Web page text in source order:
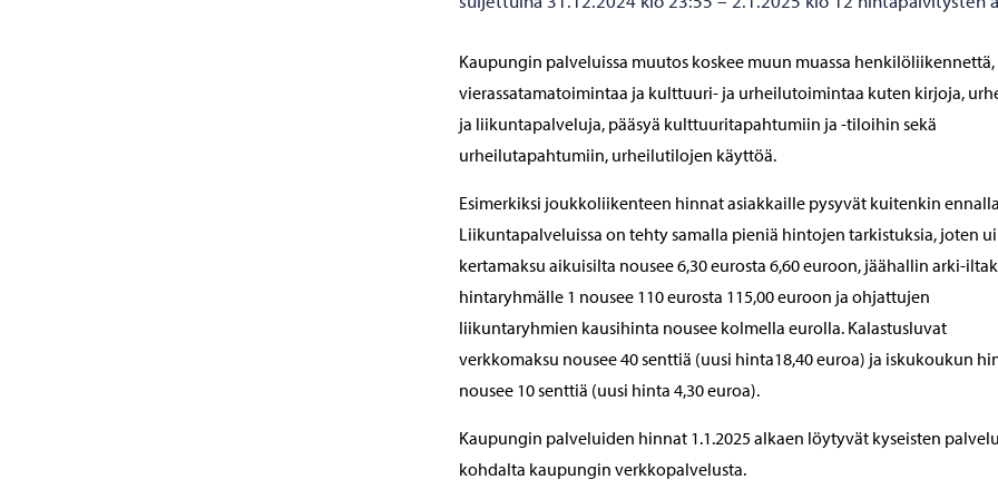
Kaupungin palveluissa muutos koskee muun muassa henkilöliikennettä,
vierassatamatoimintaa ja kulttuuri- ja urheilutoimintaa kuten kirjoja,
ja liikuntapalveluja, pääsyä kulttuuritapahtumiin ja -tiloihin sekä
urheilutapahtumiin, urheilutilojen käyttöä.
Esimerkiksi joukkoliikenteen hinnat asiakkaille pysyvät kuitenkin
Liikuntapalveluissa on tehty samalla pieniä hintojen tarkistuksia, joten
kertamaksu aikuisilta nousee 6,30 eurosta 6,60 euroon, jäähallin arki-
hintaryhmälle 1 nousee 110 eurosta 115,00 euroon ja ohjattujen
liikuntaryhmien kausihinta nousee kolmella eurolla. Kalastusluvat
verkkomaksu nousee 40 senttiä (uusi hinta18,40 euroa) ja iskukoukun
nousee 10 senttiä (uusi hinta 4,30 euroa).
Kaupungin palveluiden hinnat 1.1.2025 alkaen löytyvät kyseisten
kohdalta kaupungin verkkopalvelusta.